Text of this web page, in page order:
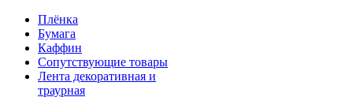
Плёнка
Бумага
Каффин
Сопутствующие товары
Лента декоративная и
траурная